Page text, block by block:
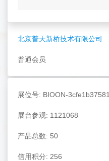
北京普天新桥技术有限公司
普通会员
展位号: BIOON-3cfe1b37581
展台参观: 1121068
产品总数: 50
信用积分: 256